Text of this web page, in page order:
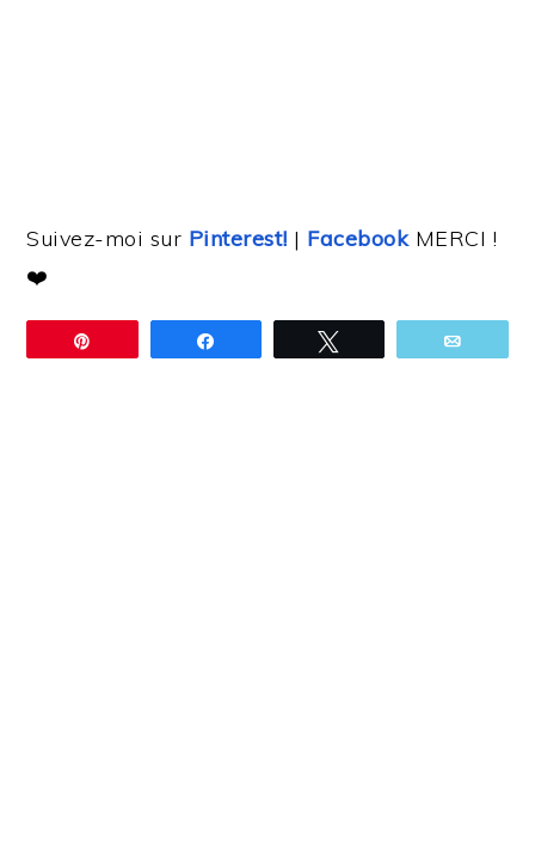
Suivez-moi sur Pinterest! | FacebookMERCI !
❤️